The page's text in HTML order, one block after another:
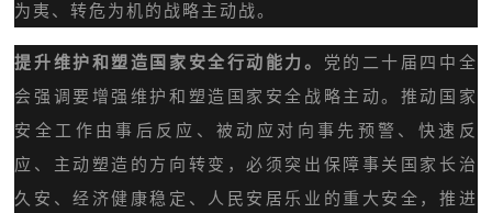
为夷、转危为机的战略主动战。
提升维护和塑造国家安全行动能力。 党的二十届四中全
会强调要增强维护和塑造国家安全战略主动。推动国家
安全工作由事后反应、被动应对向事先预警、快速反
应、主动塑造的方向转变，必须突出保障事关国家长治
久安、经济健康稳定、人民安居乐业的重大安全，推进